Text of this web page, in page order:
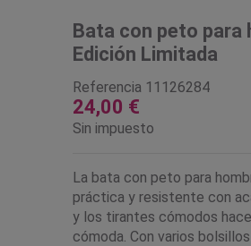
Bata con peto
Edición Limitada
Referencia 11126284
24,00 €
Sin impuesto
La bata con peto para
práctica y resistente con
y los tirantes cómodos
cómoda. Con varios